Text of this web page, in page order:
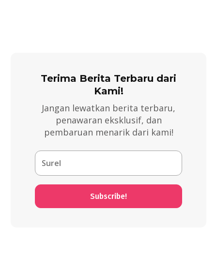
Terima Berita Terbaru dari
Kami!
Jangan lewatkan berita terbaru,
penawaran eksklusif, dan
pembaruan menarik dari kami!
Subscribe!